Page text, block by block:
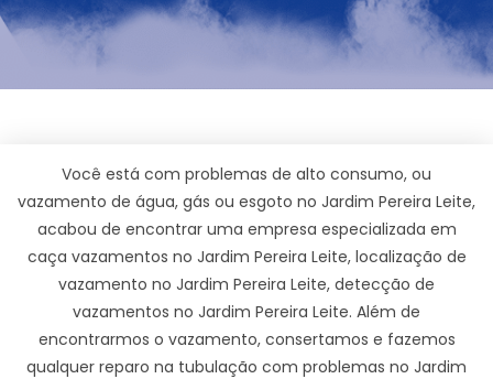
Você está com problemas de alto consumo, ou
vazamento de água, gás ou esgoto no Jardim Pereira Leite,
acabou de encontrar uma empresa especializada em
caça vazamentos no Jardim Pereira Leite, localização de
vazamento no Jardim Pereira Leite, detecção de
vazamentos no Jardim Pereira Leite. Além de
encontrarmos o vazamento, consertamos e fazemos
qualquer reparo na tubulação com problemas no Jardim